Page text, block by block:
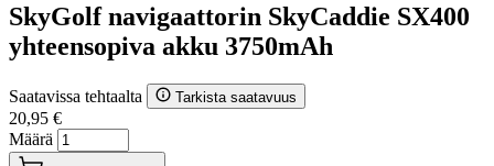
SkyGolf navigaattorin SkyCaddie SX400
yhteensopiva akku 3750mAh
Saatavissa tehtaalta Tarkista saatavuus
20,95 €
Määrä